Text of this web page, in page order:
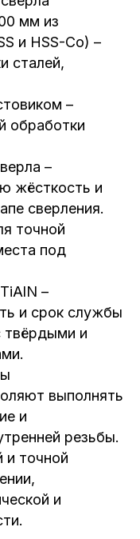
мм из
и HSS-Co) –
сталей,
–
обработки
–
жёсткость и
сверления.
точной
под
–
и срок службы
твёрдыми и
выполнять
и
резьбы.
и точной
и